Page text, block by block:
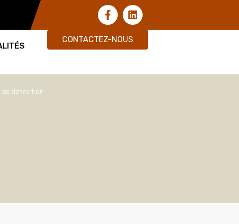
CONTACTEZ-NOUS
de détection